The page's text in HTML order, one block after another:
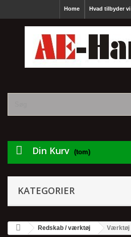
Hvad tilbyder vi
Home
Din Kurv (tom)
KATEGORIER
Redskab / værktøj Værktøj